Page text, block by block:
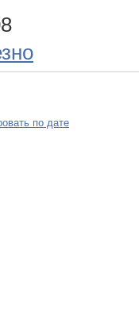
по дате